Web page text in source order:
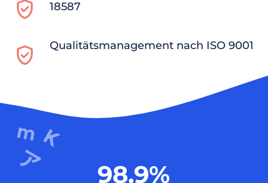
18587
Qualitätsmanagement nach ISO 9001
98.9%